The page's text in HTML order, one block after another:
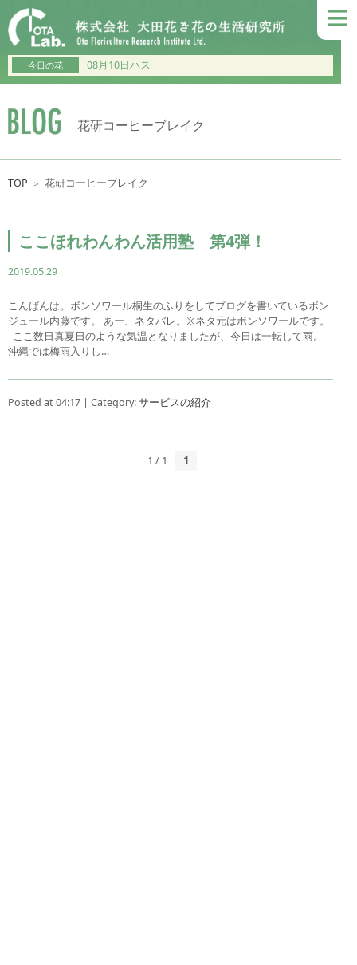
≡
今日の花 08月10日ハス
花研コーヒーブレイク
TOP ＞ 花研コーヒーブレイク
ここほれわんわん活用塾 第4弾！
2019.05.29
こんばんは。ボンソワール桐生のふりをしてブログを書いているボン
ジュール内藤です。 あー、ネタバレ。※ネタ元はボンソワールです。
ここ数日真夏日のような気温となりましたが、今日は一転して雨。
沖縄では梅雨入りし…
Posted at 04:17 | Category:サービスの紹介
1 / 1 1